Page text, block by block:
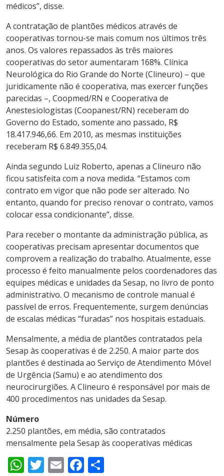
médicos”, disse.
A contratação de plantões médicos através de
cooperativas tornou-se mais comum nos últimos três
anos. Os valores repassados às três maiores
cooperativas do setor aumentaram 168%. Clínica
Neurológica do Rio Grande do Norte (Clineuro) – que
juridicamente não é cooperativa, mas exercer funções
parecidas –, Coopmed/RN e Cooperativa de
Anestesiologistas (Coopanest/RN) receberam do
Governo do Estado, somente ano passado, R$
18.417.946,66. Em 2010, as mesmas instituições
receberam R$ 6.849.355,04.
Ainda segundo Luiz Roberto, apenas a Clineuro não
ficou satisfeita com a nova medida. “Estamos com
contrato em vigor que não pode ser alterado. No
entanto, quando for preciso renovar o contrato, vamos
colocar essa condicionante”, disse.
Para receber o montante da administração pública, as
cooperativas precisam apresentar documentos que
comprovem a realização do trabalho. Atualmente, esse
processo é feito manualmente pelos coordenadores das
equipes médicas e unidades da Sesap, no livro de ponto
administrativo. O mecanismo de controle manual é
passível de erros. Frequentemente, surgem denúncias
de escalas médicas “furadas” nos hospitais estaduais.
Mensalmente, a média de plantões contratados pela
Sesap às cooperativas é de 2.250. A maior parte dos
plantões é destinada ao Serviço de Atendimento Móvel
de Urgência (Samu) e ao atendimento dos
neurocirurgiões. A Clineuro é responsável por mais de
400 procedimentos nas unidades da Sesap.
Número
2.250 plantões, em média, são contratados
mensalmente pela Sesap às cooperativas médicas
WhatsApp
Twitter
EmailFacebook